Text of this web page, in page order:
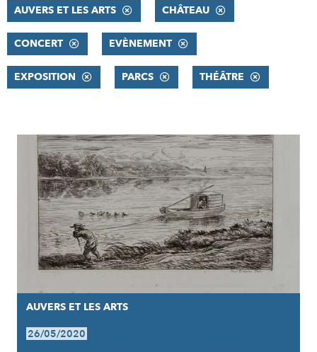
AUVERS ET LES ARTS CHÂTEAU
CONCERT EVÈNEMENT
EXPOSITION PARCS THÉÂTRE
RÉSULTATS
AUVERS ET LES ARTS
26/05/2020